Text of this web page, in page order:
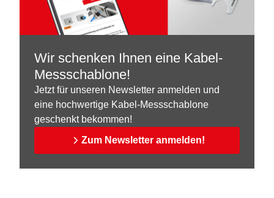
Wir schenken Ihnen eine Kabel-
Messschablone!
Jetzt für unseren Newsletter anmelden und
eine hochwertige Kabel-Messschablone
geschenkt bekommen!
Zum Newsletter anmelden!